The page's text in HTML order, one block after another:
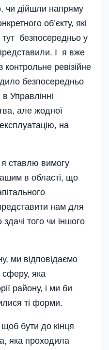
чи дійшли напряму
об’єк­ту, які
тут безпосередньо у
І я вже
ревізійне
безпосередньо
Управлінні
але жодної
на
я ставлю вимогу
в області, що
нам для
того чи іншого
ми відповідаємо
сферу, яка
району, і ми би
ті форми.
бути до кінця
яка проходила